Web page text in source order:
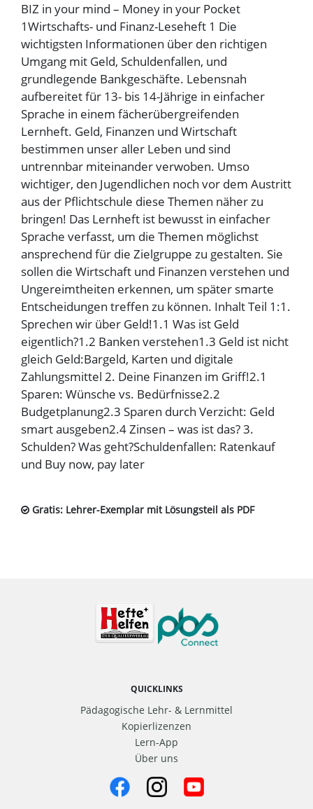
BIZ in your mind – Money in your Pocket
1Wirtschafts- und Finanz-Leseheft 1 Die
wichtigsten Informationen über den richtigen
Umgang mit Geld, Schuldenfallen, und
grundlegende Bankgeschäfte. Lebensnah
aufbereitet für 13- bis 14-Jährige in einfacher
Sprache in einem fächerübergreifenden
Lernheft. Geld, Finanzen und Wirtschaft
bestimmen unser aller Leben und sind
untrennbar miteinander verwoben. Umso
wichtiger, den Jugendlichen noch vor dem Austritt
aus der Pflichtschule diese Themen näher zu
bringen! Das Lernheft ist bewusst in einfacher
Sprache verfasst, um die Themen möglichst
ansprechend für die Zielgruppe zu gestalten. Sie
sollen die Wirtschaft und Finanzen verstehen und
Ungereimtheiten erkennen, um später smarte
Entscheidungen treffen zu können. Inhalt Teil 1:1.
Sprechen wir über Geld!1.1 Was ist Geld
eigentlich?1.2 Banken verstehen1.3 Geld ist nicht
gleich Geld:Bargeld, Karten und digitale
Zahlungsmittel 2. Deine Finanzen im Griff!2.1
Sparen: Wünsche vs. Bedürfnisse2.2
Budgetplanung2.3 Sparen durch Verzicht: Geld
smart ausgeben2.4 Zinsen – was ist das? 3.
Schulden? Was geht?Schuldenfallen: Ratenkauf
und Buy now, pay later
Gratis: Lehrer-Exemplar mit Lösungsteil als PDF
QUICKLINKS
Pädagogische Lehr- & Lernmittel
Kopierlizenzen
Lern-App
Über uns